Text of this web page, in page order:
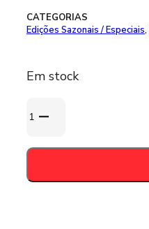
CATEGORIAS
Edições Sazonais / Especiais,
Em stock
de
Winter
33cl